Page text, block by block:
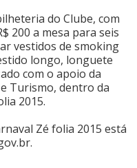
do Clube, com
200 a mesa para seis
vestidos de smoking
longo, longuete
com o apoio da
Turismo, dentro da
2015.
Zé folia 2015 está
.